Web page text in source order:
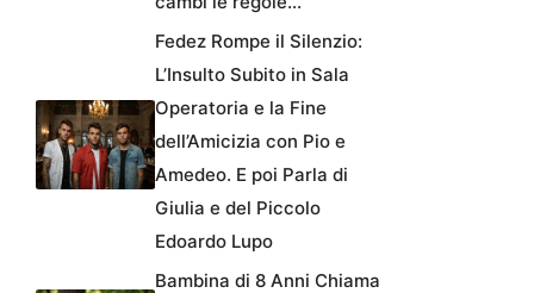
Fedez Rompe il Silenzio:
L’Insulto Subito in Sala
Operatoria e la Fine
dell’Amicizia con Pio e
Amedeo. E poi Parla di
Giulia e del Piccolo
Edoardo Lupo
Bambina di 8 Anni Chiama